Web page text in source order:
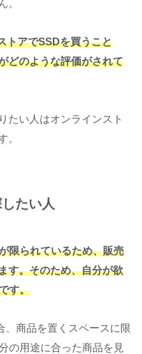
。
トアでSSDを買うこと
どのような評価がされて
たい人はオンラインスト
。
たい人
限られているため、販売
す。そのため、自分が欲
す。
、商品を置くスペースに限
の用途に合った商品を見